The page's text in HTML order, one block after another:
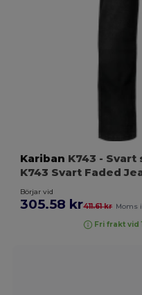
Kariban K743 - Svart
K743 Svart Faded
Börjar vid
305.58 kr411.61 kr Moms
Fri frakt vid